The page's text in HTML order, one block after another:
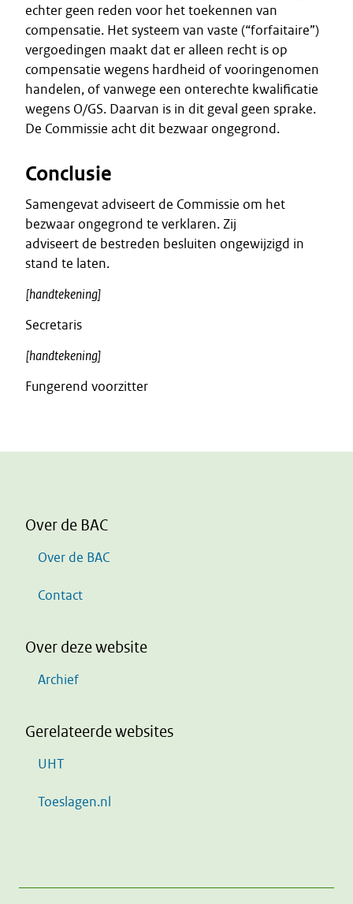
echter geen reden voor het toekennen van
compensatie. Het systeem van vaste (“forfaitaire”)
vergoedingen maakt dat er alleen recht is op
compensatie wegens hardheid of vooringenomen
handelen, of vanwege een onterechte kwalificatie
wegens O/GS. Daarvan is in dit geval geen sprake.
De Commissie acht dit bezwaar ongegrond.
Conclusie
Samengevat adviseert de Commissie om het
bezwaar ongegrond te verklaren. Zij
adviseert de bestreden besluiten ongewijzigd in
stand te laten.
[handtekening]
Secretaris
[handtekening]
Fungerend voorzitter
Over de BAC
Over de BAC
Contact
Over deze website
Archief
Gerelateerde websites
UHT
Toeslagen.nl